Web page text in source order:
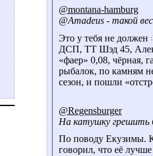
@montana-hamburg
@Amadeus - такой
Это у тебя не должен
ДСП, ТТ Шэд 45,
«фаер» 0,08, чёрная,
рыбалок, по камням
сезон, и пошли
@Regensburger
На катушку грешить
По поводу Екузимы.
говорил, что её